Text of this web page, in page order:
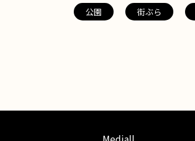
公園 街ぶら